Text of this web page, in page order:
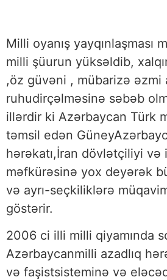
Milli oyanış yayqınlaşması
milli şüurun yüksəldib,
,öz güvəni , mübarizə əzmi
ruhudirçəlməsinə səbəb
illərdir ki Azərbaycan Türk
təmsil edən
hərəkatı,İran dövlətçiliyi və
məfkürəsinə yox deyərək
və ayrı-seçkiliklərə
göstərir.
2006 ci illi milli qiyamında
Azərbaycanmilli azadlıq
və faşistsisteminə və